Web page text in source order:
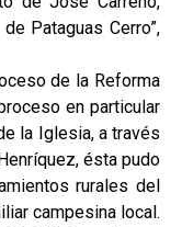
Pataguas Cerro”,
de la Reforma
en particular
la Iglesia, a través
ésta pudo
rurales del
campesina local.